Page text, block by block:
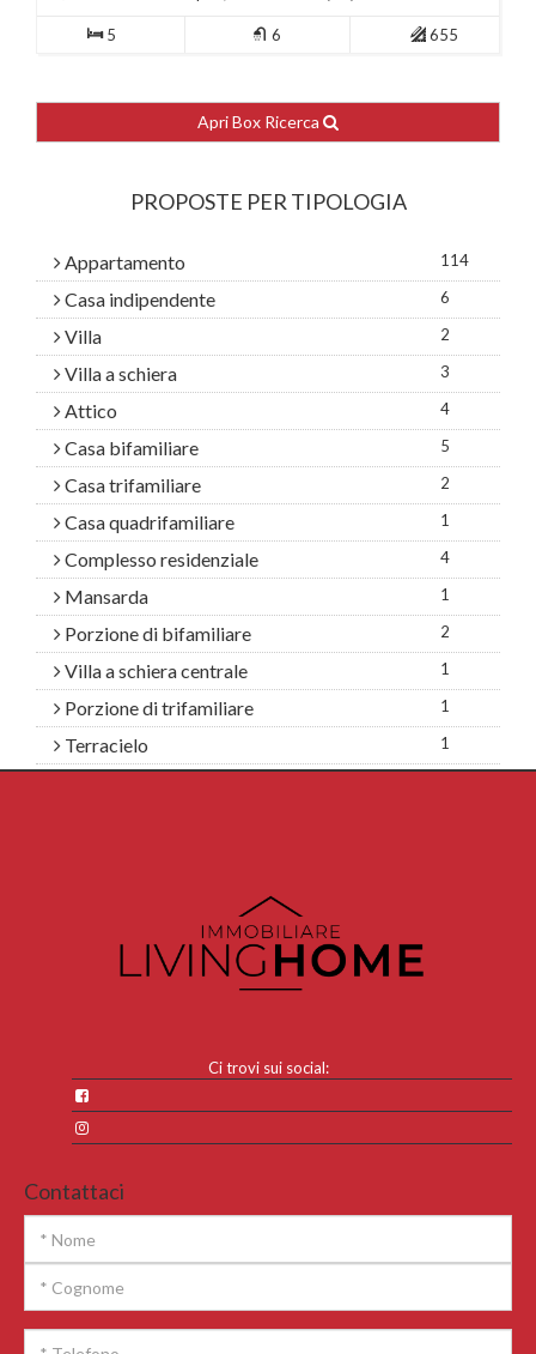
5 6 655
Apri Box Ricerca
PROPOSTE PER TIPOLOGIA
Appartamento 114
Casa indipendente 6
Villa 2
Villa a schiera 3
Attico 4
Casa bifamiliare 5
Casa trifamiliare 2
Casa quadrifamiliare 1
Complesso residenziale 4
Mansarda 1
Porzione di bifamiliare 2
Villa a schiera centrale 1
Porzione di trifamiliare 1
Terracielo 1
Ci trovi sui social:
Contattaci